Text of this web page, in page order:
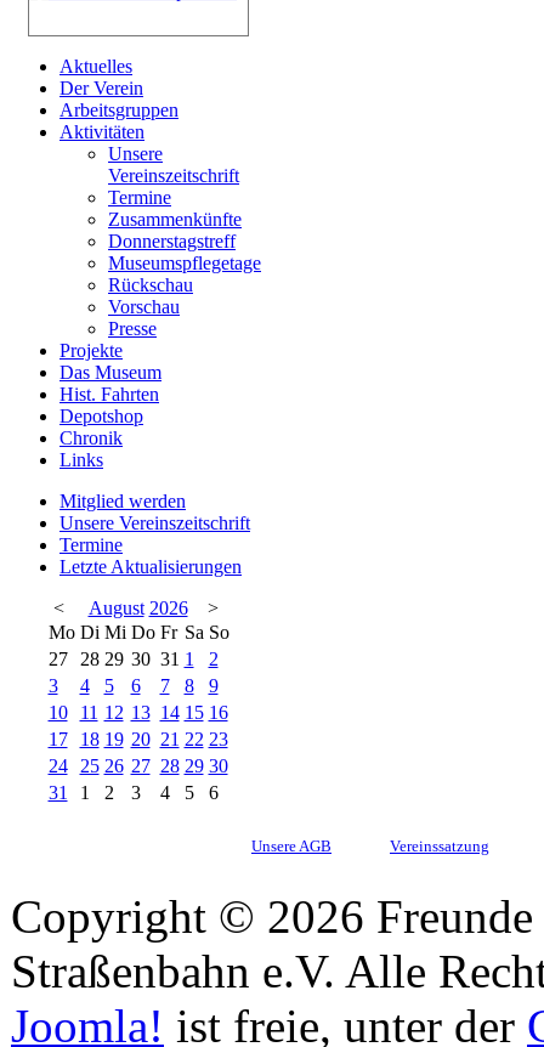
Aktuelles
Der Verein
Arbeitsgruppen
Aktivitäten
Unsere
Vereinszeitschrift
Termine
Zusammenkünfte
Donnerstagstreff
Museumspflegetage
Rückschau
Vorschau
Presse
Projekte
Das Museum
Hist. Fahrten
Depotshop
Chronik
Links
Mitglied werden
Unsere Vereinszeitschrift
Termine
Letzte Aktualisierungen
<
August 2026
>
Mo Di Mi Do Fr Sa So
27
28 29 30 31 1
2
3
4 5 6 7 8
9
10
11 12 13 14 15 16
17
18 19 20 21 22 23
24
25 26 27 28 29 30
31
1 2 3 4 5 6
Unsere AGB Vereinssatzung
Copyright © 2026
Straßenbahn e.V. Alle
Joomla! ist freie, unter der